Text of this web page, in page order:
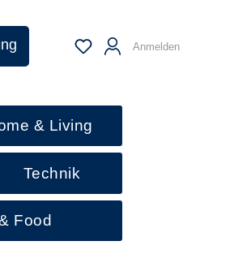
Anmelden
& Living
Technik
Food